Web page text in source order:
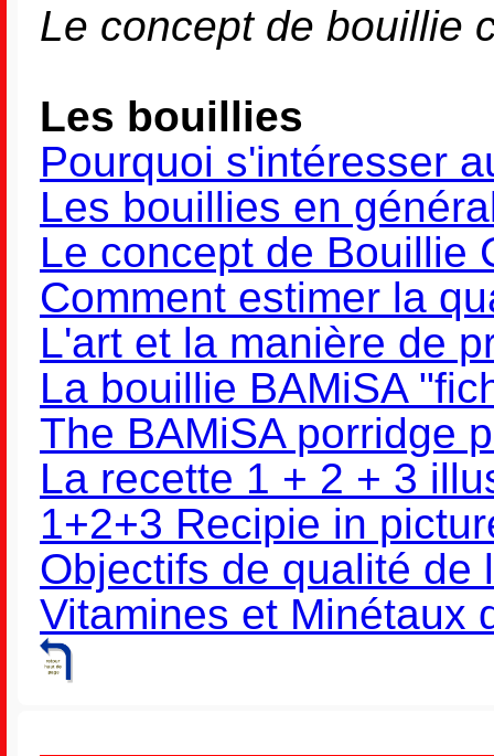
Le concept de bouillie
Les bouillies
Pourquoi s'intéresser
Les bouillies en
Le concept de Bouillie
Comment estimer la
L'art et la manière de
La bouillie BAMiSA
The BAMiSA porridge
La recette 1 + 2 + 3
1+2+3 Recipie in
Objectifs de qualité de
Vitamines et Minétaux